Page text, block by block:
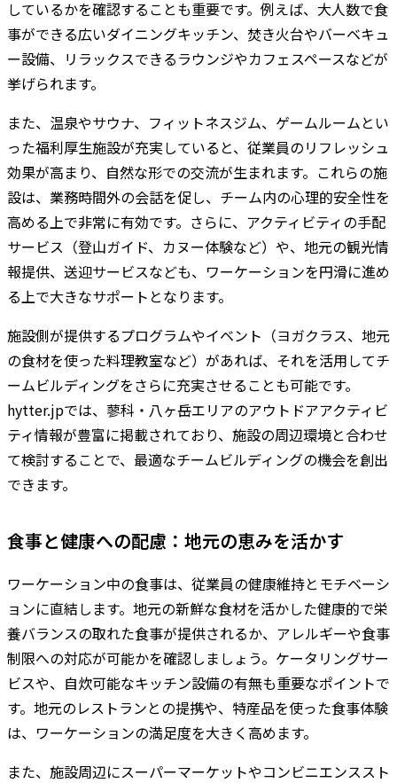
しているかを確認することも重要です。例えば、大人数で食
事ができる広いダイニングキッチン、焚き火台やバーベキュ
ー設備、リラックスできるラウンジやカフェスペースなどが
挙げられます。
また、温泉やサウナ、フィットネスジム、ゲームルームとい
った福利厚生施設が充実していると、従業員のリフレッシュ
効果が高まり、自然な形での交流が生まれます。これらの施
設は、業務時間外の会話を促し、チーム内の心理的安全性を
高める上で非常に有効です。さらに、アクティビティの手配
サービス（登山ガイド、カヌー体験など）や、地元の観光情
報提供、送迎サービスなども、ワーケーションを円滑に進め
る上で大きなサポートとなります。
施設側が提供するプログラムやイベント（ヨガクラス、地元
の食材を使った料理教室など）があれば、それを活用してチ
ームビルディングをさらに充実させることも可能です。
hytter.jpでは、蓼科・八ヶ岳エリアのアウトドアアクティビ
ティ情報が豊富に掲載されており、施設の周辺環境と合わせ
て検討することで、最適なチームビルディングの機会を創出
できます。
食事と健康への配慮：地元の恵みを活かす
ワーケーション中の食事は、従業員の健康維持とモチベーシ
ョンに直結します。地元の新鮮な食材を活かした健康的で栄
養バランスの取れた食事が提供されるか、アレルギーや食事
制限への対応が可能かを確認しましょう。ケータリングサー
ビスや、自炊可能なキッチン設備の有無も重要なポイントで
す。地元のレストランとの提携や、特産品を使った食事体験
は、ワーケーションの満足度を大きく高めます。
また、施設周辺にスーパーマーケットやコンビニエンススト